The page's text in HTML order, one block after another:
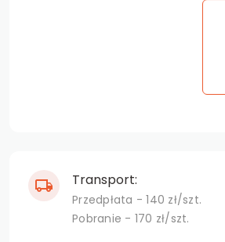
Transport:
Przedpłata - 140 zł/szt.
Pobranie - 170 zł/szt.